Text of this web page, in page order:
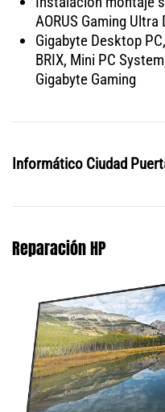
AORUS Gaming Ultra
Gigabyte Desktop
BRIX, Mini PC
Gigabyte Gaming
Informático Ciudad
Reparación HP